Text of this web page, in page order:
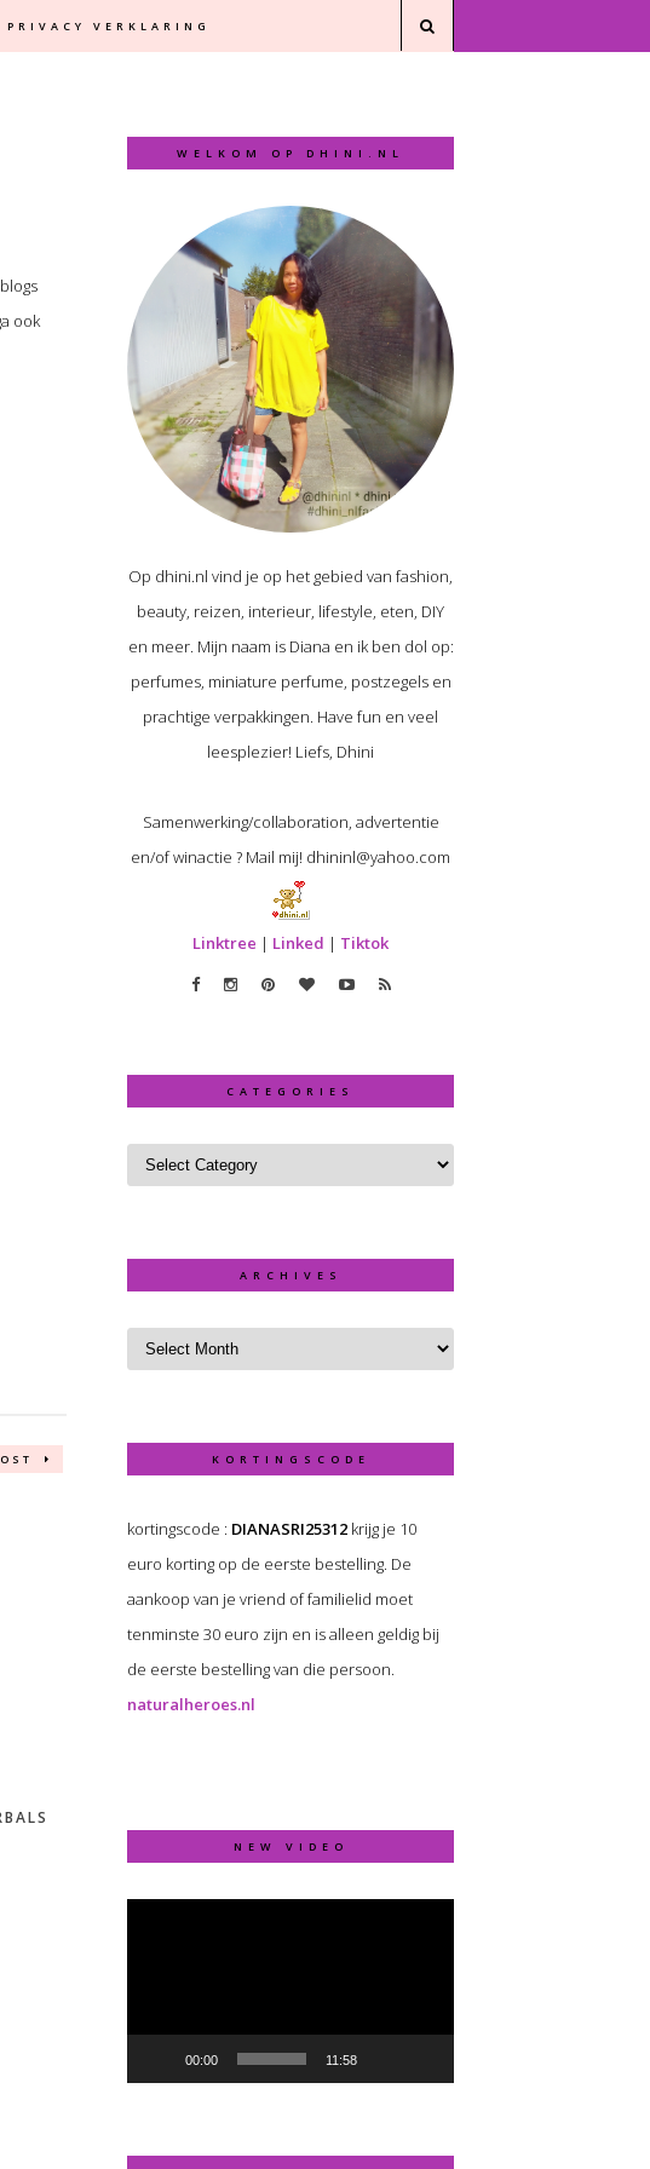
PRIVACY VERKLARING
ook
WELKOM OP DHINI.NL
Op dhini.nl vind je op het gebied van fashion,
beauty, reizen, interieur, lifestyle, eten, DIY
en meer. Mijn naam is Diana en ik ben dol op:
perfumes, miniature perfume, postzegels en
prachtige verpakkingen. Have fun en veel
leesplezier! Liefs, Dhini
Samenwerking/collaboration, advertentie
en/of winactie ? Mail mij! dhininl@yahoo.com
Linktree | Linked | Tiktok
CATEGORIES
ARCHIVES
KORTINGSCODE
kortingscode : DIANASRI25312 krijg je 10
euro korting op de eerste bestelling. De
aankoop van je vriend of familielid moet
tenminste 30 euro zijn en is alleen geldig bij
de eerste bestelling van die persoon.
naturalheroes.nl
NEW VIDEO
Video
00:00 11:58